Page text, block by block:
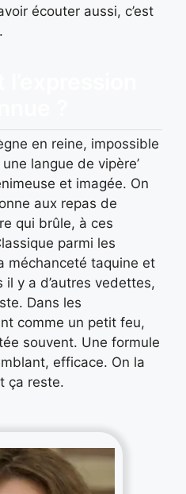
écouter aussi, c’est
en reine, impossible
langue de vipère’
et imagée. On
aux repas de
qui brûle, à ces
parmi les
méchanceté taquine et
il y a d’autres vedettes,
Dans les
comme un petit feu,
souvent. Une formule
efficace. On la
ça reste.